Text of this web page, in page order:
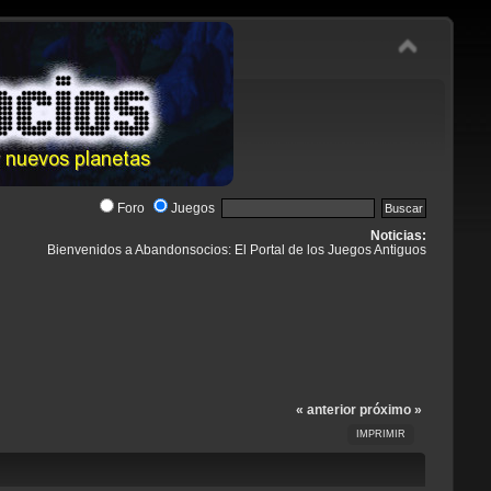
Foro Juegos
Noticias:
Bienvenidos a Abandonsocios: El Portal de los Juegos Antiguos
« anterior próximo »
IMPRIMIR